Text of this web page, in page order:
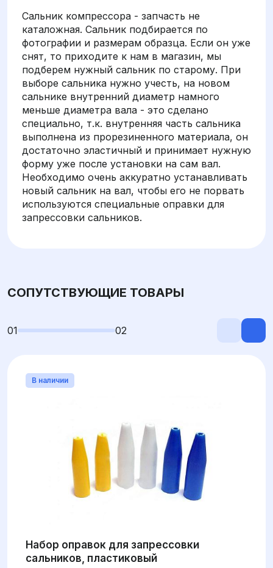
Сальник компрессора - запчасть не
каталожная. Сальник подбирается по
фотографии и размерам образца. Если он уже
снят, то приходите к нам в магазин, мы
подберем нужный сальник по старому. При
выборе сальника нужно учесть, на новом
сальнике внутренний диаметр намного
меньше диаметра вала - это сделано
специально, т.к. внутренняя часть сальника
выполнена из прорезиненного материала, он
достаточно эластичный и принимает нужную
форму уже после установки на сам вал.
Необходимо очень аккуратно устанавливать
новый сальник на вал, чтобы его не порвать
используются специальные оправки для
запрессовки сальников.
СОПУТСТВУЮЩИЕ ТОВАРЫ
01 02
В наличии
Набор оправок для запрессовки
сальников, пластиковый